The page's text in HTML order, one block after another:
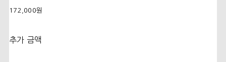
172,000원
추가 금액